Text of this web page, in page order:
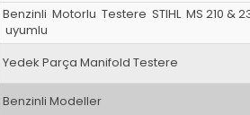
Benzinli Motorlu Testere STIHL MS 210 &
uyumlu
Yedek Parça Manifold Testere
Benzinli Modeller